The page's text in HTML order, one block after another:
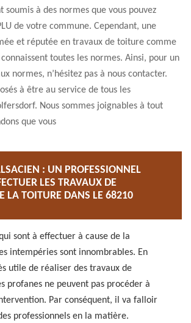
soumis à des normes que vous pouvez
de votre commune. Cependant, une
et réputée en travaux de toiture comme
toutes les normes. Ainsi, pour un
normes, n’hésitez pas à nous contacter.
à être au service de tous les
Nous sommes joignables à tout
que vous
: UN PROFESSIONNEL
LES TRAVAUX DE
LA TOITURE DANS LE 68210
sont à effectuer à cause de la
intempéries sont innombrables. En
utile de réaliser des travaux de
profanes ne peuvent pas procéder à
Par conséquent, il va falloir
professionnels en la matière.